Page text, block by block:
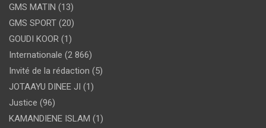
GMS MATIN (13)
GMS SPORT (20)
GOUDI KOOR (1)
Internationale (2 866)
Invité de la rédaction (5)
JOTAAYU DINEE JI (1)
Justice (96)
KAMANDIENE ISLAM (1)